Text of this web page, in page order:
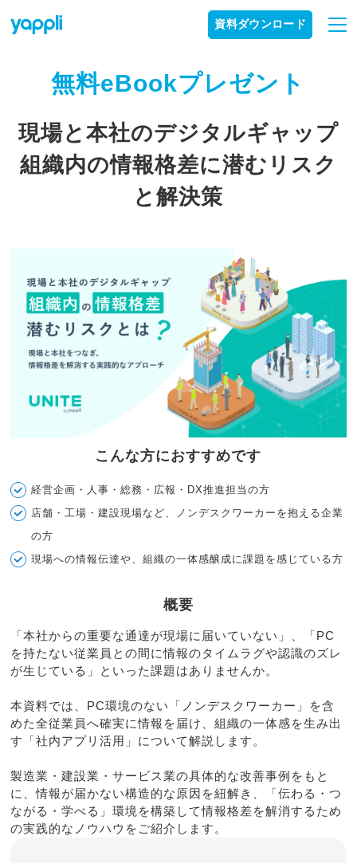
資料ダウンロード
無料eBookプレゼント
現場と本社のデジタルギャップ
組織内の情報格差に潜むリスク
と解決策
こんな方におすすめです
経営企画・人事・総務・広報・DX推進担当の方
店舗・工場・建設現場など、ノンデスクワーカーを抱える企業
の方
現場への情報伝達や、組織の一体感醸成に課題を感じている方
概要
「本社からの重要な通達が現場に届いていない」、「PC
を持たない従業員との間に情報のタイムラグや認識のズレ
が生じている」といった課題はありませんか。
本資料では、PC環境のない「ノンデスクワーカー」を含
めた全従業員へ確実に情報を届け、組織の一体感を生み出
す「社内アプリ活用」について解説します。
製造業・建設業・サービス業の具体的な改善事例をもと
に、情報が届かない構造的な原因を紐解き、「伝わる・つ
ながる・学べる」環境を構築して情報格差を解消するため
の実践的なノウハウをご紹介します。